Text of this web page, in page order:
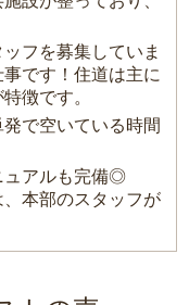
フを募集していま
です！住道は主に
徴です。
で空いている時間
ュアルも完備◎
本部のスタッフが